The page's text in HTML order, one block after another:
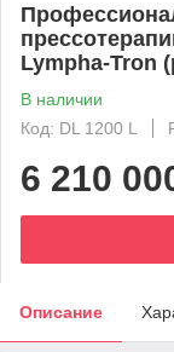
Lympha-Tron
В наличии
Код: DL 1200 L
6 210
Описание